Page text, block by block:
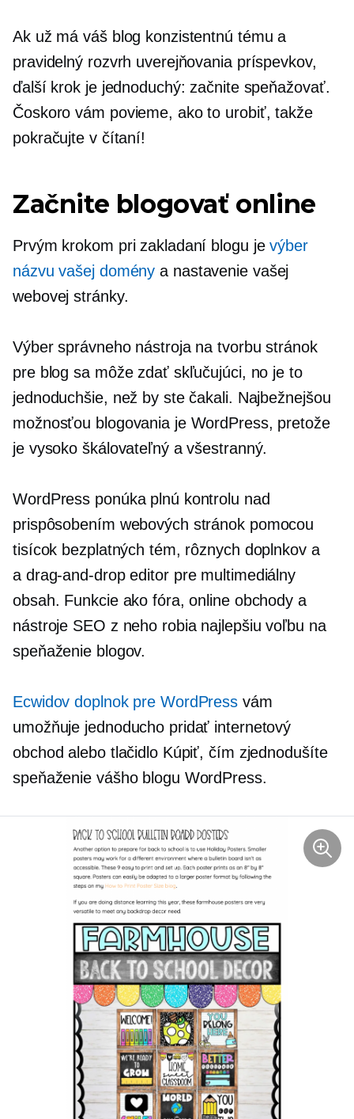
Ak už má váš blog konzistentnú tému a
pravidelný rozvrh uverejňovania príspevkov,
ďalší krok je jednoduchý: začnite speňažovať.
Čoskoro vám povieme, ako to urobiť, takže
pokračujte v čítaní!
Začnite blogovať online
Prvým krokom pri zakladaní blogu jevýber
názvu vašej domény a nastavenie vašej
webovej stránky.
Výber správneho nástroja na tvorbu stránok
pre blog sa môže zdať skľučujúci, no je to
jednoduchšie, než by ste čakali. Najbežnejšou
možnosťou blogovania je WordPress, pretože
je vysoko škálovateľný a všestranný.
WordPress ponúka plnú kontrolu nad
prispôsobením webových stránok pomocou
tisícok bezplatných tém, rôznych doplnkov a
a drag-and-dropeditor pre multimediálny
obsah. Funkcie ako fóra, online obchody a
nástroje SEO z neho robia najlepšiu voľbu na
speňaženie blogov.
Ecwidov doplnok pre WordPress vám
umožňuje jednoducho pridať internetový
obchod alebo tlačidlo Kúpiť, čím zjednodušíte
speňaženie vášho blogu WordPress.